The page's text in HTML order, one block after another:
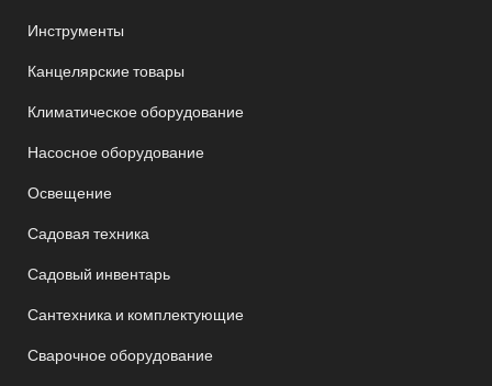
Инструменты
Канцелярские товары
Климатическое оборудование
Насосное оборудование
Освещение
Садовая техника
Садовый инвентарь
Сантехника и комплектующие
Сварочное оборудование